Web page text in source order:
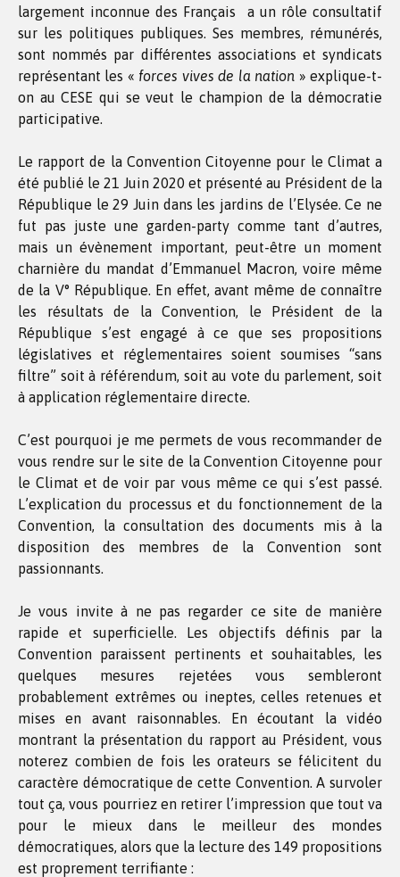
largement inconnue des Français a un rôle consultatif
sur les politiques publiques. Ses membres, rémunérés,
sont nommés par différentes associations et syndicats
représentant les « forces vives de la nation » explique-t-
on au CESE qui se veut le champion de la démocratie
participative.
Le rapport de la Convention Citoyenne pour le Climat a
été publié le 21 Juin 2020 et présenté au Président de la
République le 29 Juin dans les jardins de l’Elysée. Ce ne
fut pas juste une garden-party comme tant d’autres,
mais un évènement important, peut-être un moment
charnière du mandat d’Emmanuel Macron, voire même
de la V° République. En effet, avant même de connaître
les résultats de la Convention, le Président de la
République s’est engagé à ce que ses propositions
législatives et réglementaires soient soumises “sans
filtre” soit à référendum, soit au vote du parlement, soit
à application réglementaire directe.
C’est pourquoi je me permets de vous recommander de
vous rendre sur le site de la Convention Citoyenne pour
le Climat et de voir par vous même ce qui s’est passé.
L’explication du processus et du fonctionnement de la
Convention, la consultation des documents mis à la
disposition des membres de la Convention sont
passionnants.
Je vous invite à ne pas regarder ce site de manière
rapide et superficielle. Les objectifs définis par la
Convention paraissent pertinents et souhaitables, les
quelques mesures rejetées vous sembleront
probablement extrêmes ou ineptes, celles retenues et
mises en avant raisonnables. En écoutant la vidéo
montrant la présentation du rapport au Président, vous
noterez combien de fois les orateurs se félicitent du
caractère démocratique de cette Convention. A survoler
tout ça, vous pourriez en retirer l’impression que tout va
pour le mieux dans le meilleur des mondes
démocratiques, alors que la lecture des 149 propositions
est proprement terrifiante :